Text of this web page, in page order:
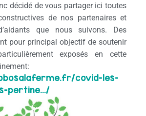
décidé de vous partager ici toutes
de nos partenaires et
que nous suivons. Des
pour principal objectif de soutenir
exposés en cette
covid-les-
pertine…/